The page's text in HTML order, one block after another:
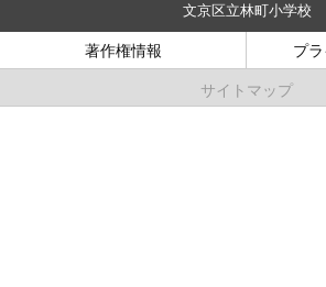
文京区立林町小学校
著作権情報 プ
サイトマップ